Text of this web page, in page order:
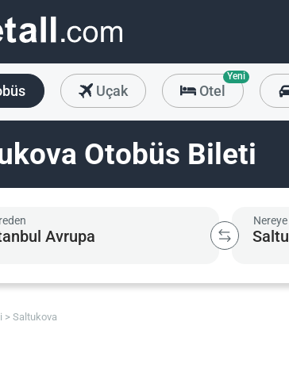
Uçak Otel
Yeni
Otobüs Bileti
Nereye
Saltukova